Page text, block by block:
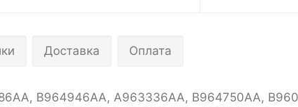
Доставка Оплата
B964946AA, A963336AA, B964750AA,